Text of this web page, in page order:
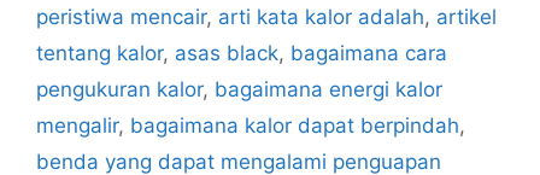
peristiwa mencair, arti kata kalor adalah, artikel
tentang kalor, asas black, bagaimana cara
pengukuran kalor, bagaimana energi kalor
mengalir, bagaimana kalor dapat berpindah,
benda yang dapat mengalami penguapan